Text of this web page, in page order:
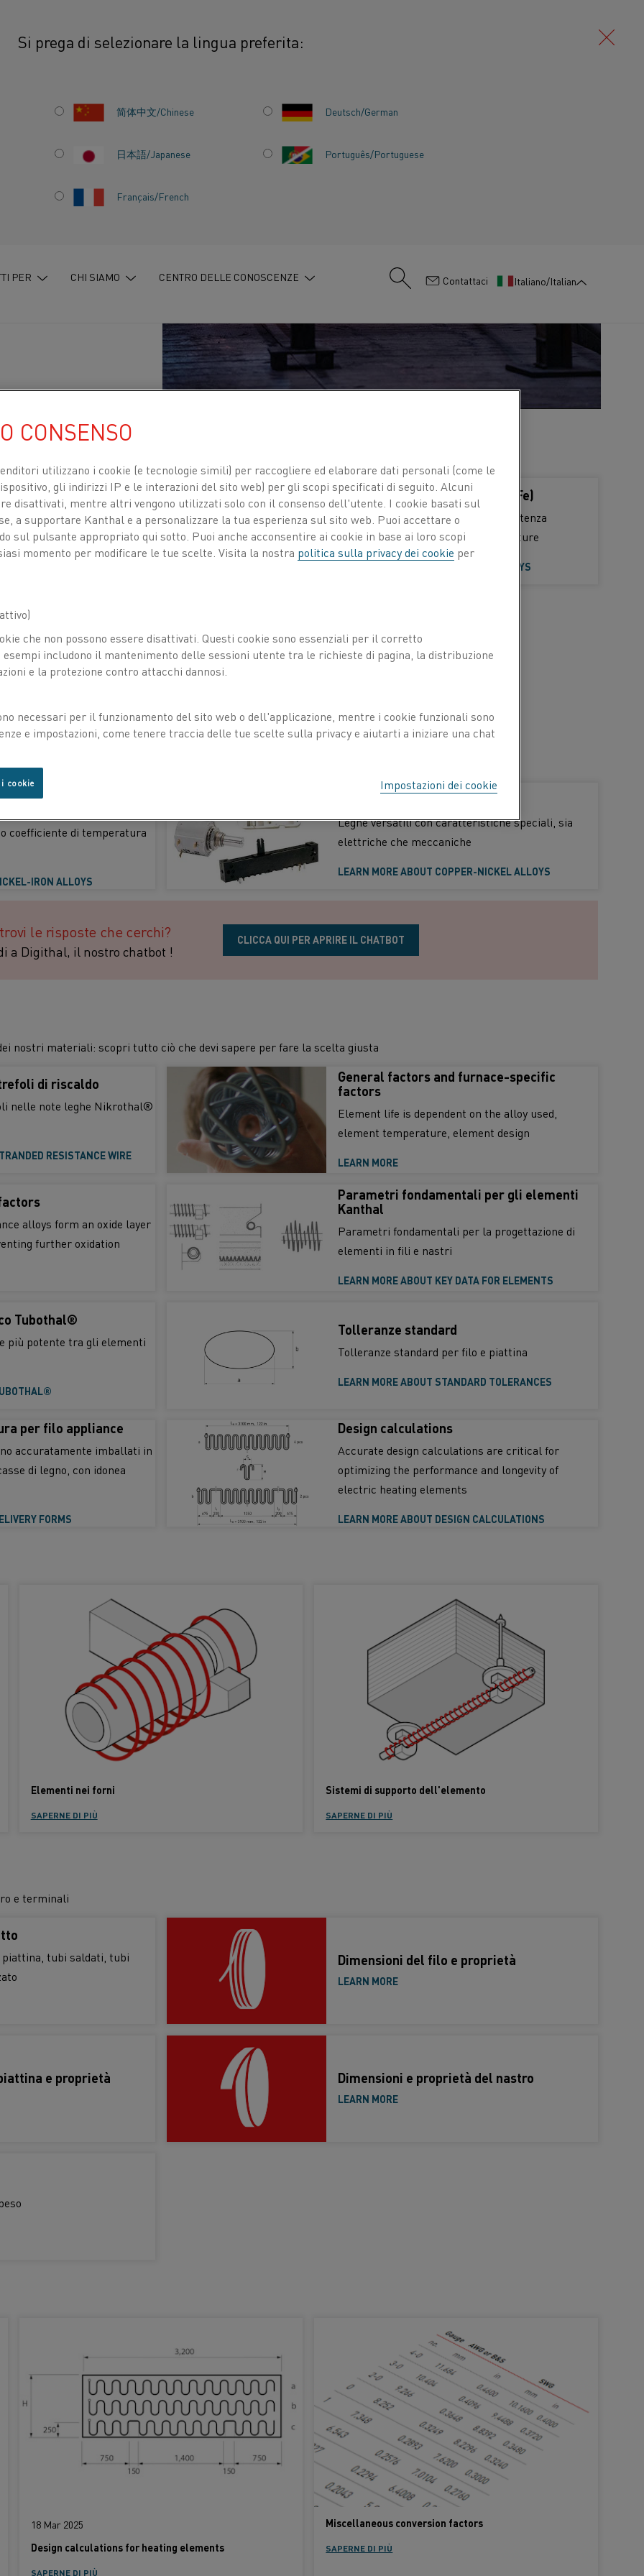
Si prega di selezionare la lingua preferita:
简体中文/Chinese Deutsch/German
日本語/Japanese Português/Portuguese
Français/French
PER CHI SIAMO CENTRO DELLE CONOSCENZE : Contattaci Italiano/Italian
resistività elettrica
resistenti all'ossidazione
Leghe austenitiche (NiCr, NiCrFe)
Queste leghe hanno un'elevata resistenza
meccanica, anche alle alte temperature
LEARN MORE ABOUT AUSTENITIC ALLOYS
per i forni
di leghe hanno diverse
temperature
coefficiente di temperatura
IRON ALLOYS
Leghe rame-nichel
Leghe versatili con caratteristiche speciali, sia
elettriche che meccaniche
LEARN MORE ABOUT COPPER-NICKEL ALLOYS
le risposte che cerchi?
a Digithal, il nostro chatbot !
CLICCA QUI PER APRIRE IL CHATBOT
nostri materiali: scopri tutto ciò che devi sapere per fare la scelta giusta
di riscaldo
nelle note leghe Nikrothal®
RESISTANCE WIRE
General factors and furnace-specific
factors
Element life is dependent on the alloy used,
element temperature, element design
LEARN MORE
alloys form an oxide layer
further oxidation
Parametri fondamentali per gli elementi
Kanthal
Parametri fondamentali per la progettazione di
elementi in fili e nastri
LEARN MORE ABOUT KEY DATA FOR ELEMENTS
Tubothal®
più potente tra gli elementi
Tolleranze standard
Tolleranze standard per filo e piattina
LEARN MORE ABOUT STANDARD TOLERANCES
per filo appliance
accuratamente imballati in
di legno, con idonea
FORMS
Design calculations
Accurate design calculations are critical for
optimizing the performance and longevity of
electric heating elements
LEARN MORE ABOUT DESIGN CALCULATIONS
Elementi nei forni
SAPERNE DI PIÙ
Sistemi di supporto dell'elemento
SAPERNE DI PIÙ
e terminali
tubi saldati, tubi
Dimensioni del filo e proprietà
LEARN MORE
e proprietà Dimensioni e proprietà del nastro
LEARN MORE
18 Mar 2025
Design calculations for heating elements
SAPERNE DI PIÙ
Miscellaneous conversion factors
SAPERNE DI PIÙ
CONSENSO
utilizzano i cookie (e tecnologie simili) per raccogliere ed elaborare dati personali (come le
gli indirizzi IP e le interazioni del sito web) per gli scopi specificati di seguito. Alcuni
disattivati, mentre altri vengono utilizzati solo con il consenso dell'utente. I cookie basati sul
a supportare Kanthal e a personalizzare la tua esperienza sul sito web. Puoi accettare o
sul pulsante appropriato qui sotto. Puoi anche acconsentire ai cookie in base ai loro scopi
momento per modificare le tue scelte. Visita la nostra politica sulla privacy dei cookie per
che non possono essere disattivati. Questi cookie sono essenziali per il corretto
includono il mantenimento delle sessioni utente tra le richieste di pagina, la distribuzione
e la protezione contro attacchi dannosi.
necessari per il funzionamento del sito web o dell'applicazione, mentre i cookie funzionali sono
e impostazioni, come tenere traccia delle tue scelte sulla privacy e aiutarti a iniziare una chat
Impostazioni dei cookie
cookie